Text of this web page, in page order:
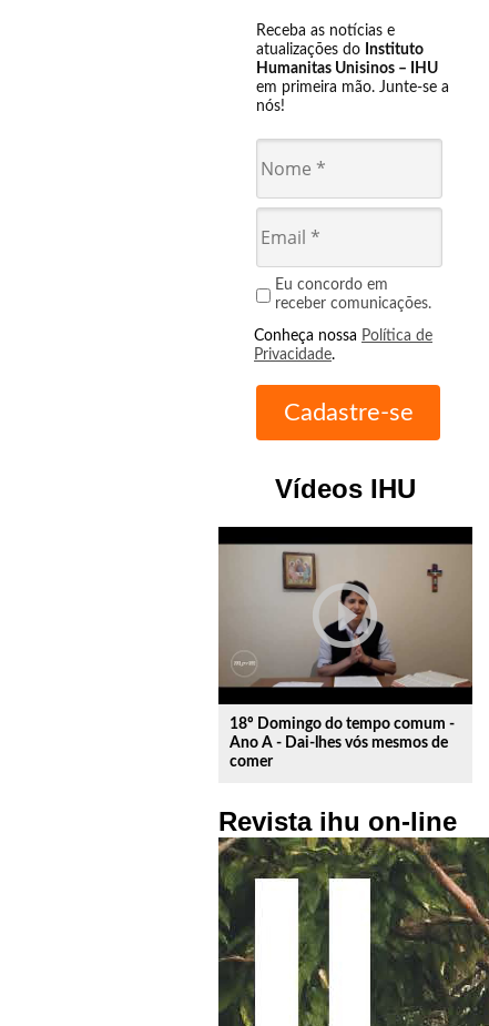
Receba as notícias e
atualizações do Instituto
Humanitas Unisinos – IHU
em primeira mão. Junte-se a
nós!
Eu concordo em
receber comunicações.
Conheça nossa Política de
Privacidade.
Vídeos IHU
play_circle_outline
18º Domingo do tempo comum -
Ano A - Dai-lhes vós mesmos de
comer
Revista ihu on-line